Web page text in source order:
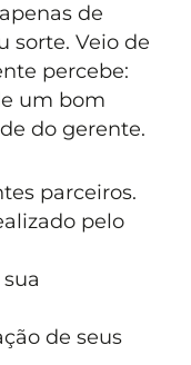
de
sorte. Veio de
percebe:
um bom
do gerente.
parceiros.
pelo
de seus